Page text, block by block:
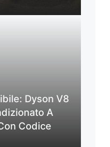
Dyson V8
A
Codice